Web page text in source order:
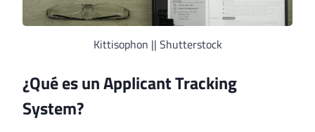
Kittisophon || Shutterstock
¿Qué es un Applicant Tracking
System?